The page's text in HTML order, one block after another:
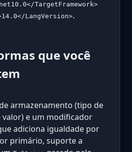
TargetFramework>
LangVersion>.
que você
armazenamento (tipo de
e um modificador
adiciona igualdade por
primário, suporte a